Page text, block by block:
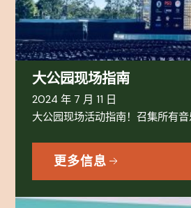
大公园现场指南
2024 年 7 月 11 日
大公园现场活动指南！召集所有
更多信息